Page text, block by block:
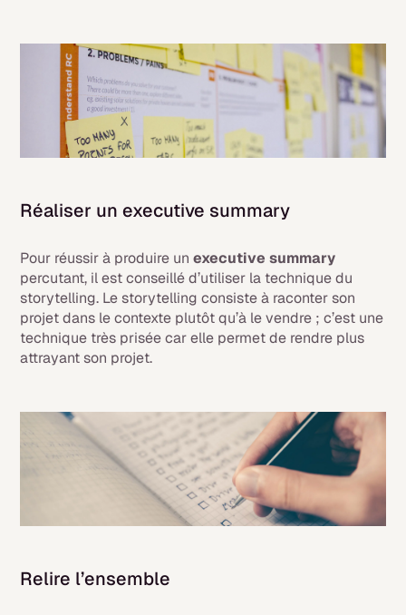
Réaliser un executive summary
Pour réussir à produire unexecutive summary
percutant, il est conseillé d’utiliser la technique du
storytelling. Le storytelling consiste à raconter son
projet dans le contexte plutôt qu’à le vendre ; c’est une
technique très prisée car elle permet de rendre plus
attrayant son projet.
Relire l’ensemble